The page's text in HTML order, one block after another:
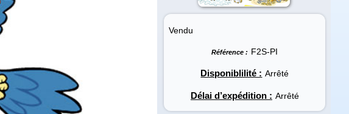
Vendu
Référence : F2S-PI
Disponiblilité : Arrêté
Délai d’expédition : Arrêté